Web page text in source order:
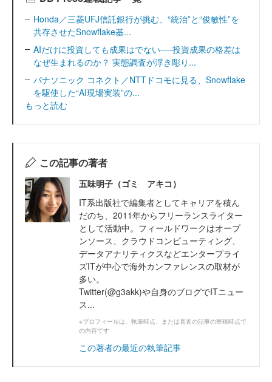
Honda／三菱UFJ信託銀行が挑む、“統治”と“俊敏性”を
共存させたSnowflake基...
AIだけに投資しても成果はでない──投資成果の格差は
なぜ生まれるのか？ 実態調査が浮き彫り...
パナソニック コネクト／NTTドコモに見る、Snowflake
を駆使した“AI現場実装”の...
もっと読む
この記事の著者
五味明子（ゴミ アキコ）
IT系出版社で編集者としてキャリアを積ん
だのち、2011年からフリーランスライター
として活動中。フィールドワークはオープ
ンソース、クラウドコンピューティング、
データアナリティクスなどエンタープライ
ズITが中心で海外カンファレンスの取材が
多い。
Twitter(@g3akk)や自身のブログでITニュー
ス...
※プロフィールは、執筆時点、または直近の記事の寄稿時点で
の内容です
この著者の最近の執筆記事